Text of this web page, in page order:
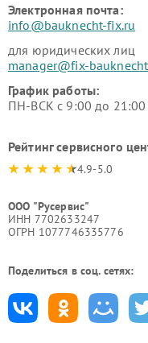
Электронная почта:
info@bauknecht-fix.ru
для юридических лиц
manager@fix-
График работы:
ПН-ВСК с 9:00 до
Рейтинг сервисного
4.9-5.0
ООО "Русервис"
ИНН 7702633247
ОГРН 1077746335776
Поделиться в соц. сетях: